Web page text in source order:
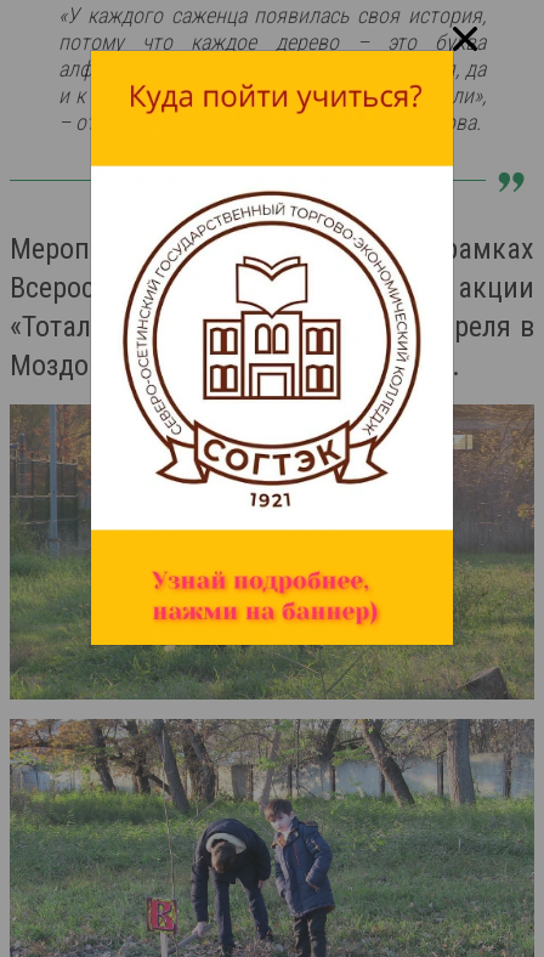
«У каждого саженца появилась своя история,
потому что каждое дерево – это буква
алфавита. Нам очень понравилась эта идея, да
и к тому же мы много нового сегодня узнали»,
– отметила участница акции Полина Соколова.
Мероприятие провели в рамках
Всероссийской международной акции
«Тотальный диктант», которая 8 апреля в
Моздоке будет проводиться 5-й раз.